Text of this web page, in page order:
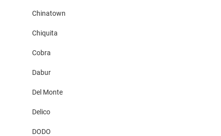
Chinatown
Chiquita
Cobra
Dabur
Del Monte
Delico
DODO